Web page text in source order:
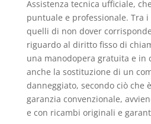
Assistenza tecnica ufficiale,
puntuale e professionale. Tra
quelli di non dover
riguardo al diritto fisso di
una manodopera gratuita e in
anche la sostituzione di un
danneggiato, secondo ciò che
garanzia convenzionale,
e con ricambi originali e